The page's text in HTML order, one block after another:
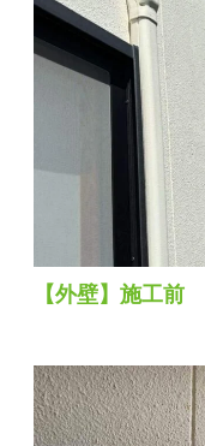
【外壁】施工前